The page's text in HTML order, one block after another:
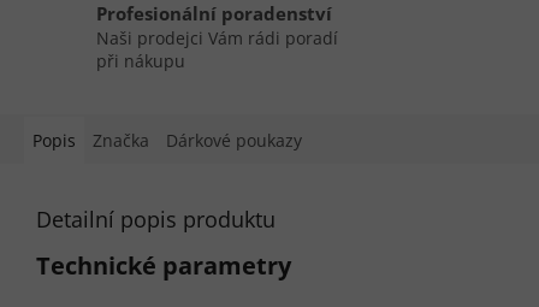
Profesionální poradenství
Naši prodejci Vám rádi poradí
při nákupu
Popis Značka Dárkové poukazy
Detailní popis produktu
Technické parametry